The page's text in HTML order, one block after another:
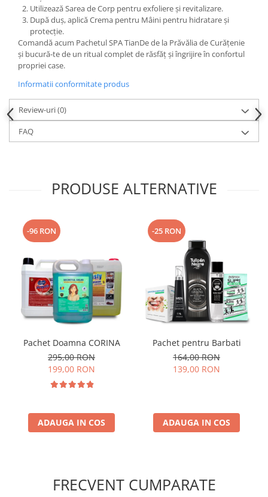
Utilizează Sarea de Corp pentru exfoliere și revitalizare.
După duș, aplică Crema pentru Mâini pentru hidratare și
protecție.
Comandă acum Pachetul SPA TianDe de la Prăvălia de Curățenie
și bucură-te de un ritual complet de răsfăț și îngrijire în confortul
propriei case.
Informatii conformitate produs
Review-uri(0)
FAQ
PRODUSE ALTERNATIVE
-96 RON
Pachet Doamna CORINA
295,00 RON
199,00 RON
ADAUGA IN COS
-25 RON
Pachet pentru Barbati
164,00 RON
139,00 RON
ADAUGA IN COS
FRECVENT CUMPARATE